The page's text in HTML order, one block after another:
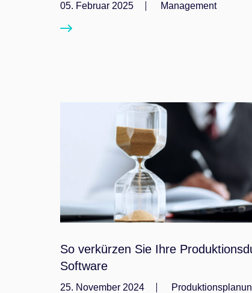
05. Februar 2025 Management
So verkürzen Sie Ihre
Software
25. November 2024